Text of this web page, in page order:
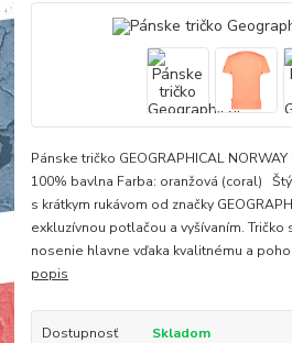
Pánske tričko GEOGRAPHICAL
100% bavlna Farba: oranžová (coral)
s krátkym rukávom od značky
exkluzívnou potlačou a vyšívaním.
nosenie hlavne vďaka kvalitnému a
popis
Dostupnosť
Skladom